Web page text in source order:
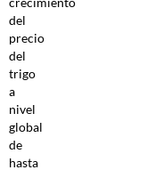
del
precio
del
trigo
a
nivel
global
de
hasta